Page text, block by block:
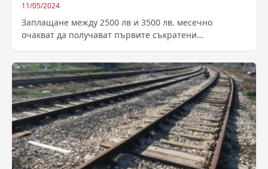
11/05/2024
Заплащане между 2500 лв и 3500 лв. месечно
очакват да получават първите съкратени
Подобни...